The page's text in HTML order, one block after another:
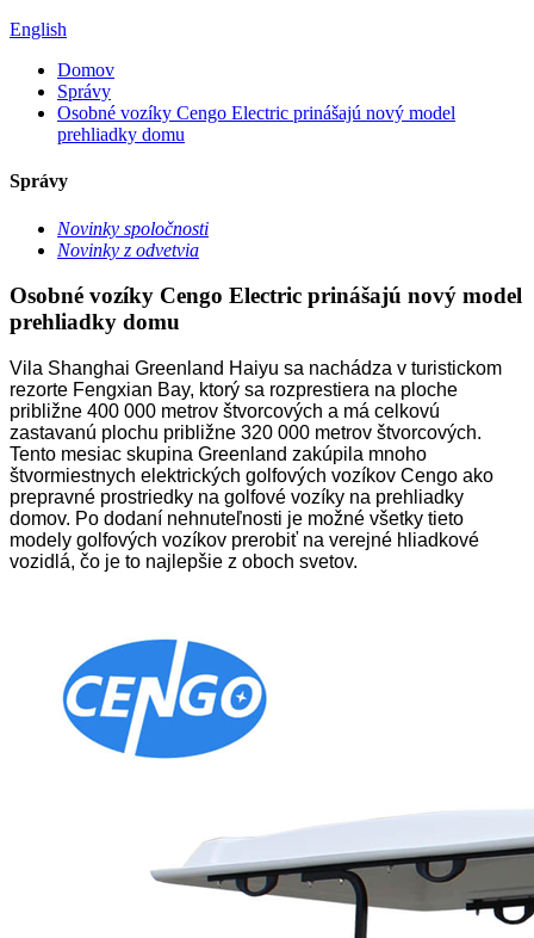
English
Domov
Správy
Osobné vozíky Cengo Electric prinášajú nový model
prehliadky domu
Správy
Novinky spoločnosti
Novinky z odvetvia
Osobné vozíky Cengo Electric prinášajú nový model
prehliadky domu
Vila Shanghai Greenland Haiyu sa nachádza v turistickom
rezorte Fengxian Bay, ktorý sa rozprestiera na ploche
približne 400 000 metrov štvorcových a má celkovú
zastavanú plochu približne 320 000 metrov štvorcových.
Tento mesiac skupina Greenland zakúpila mnoho
štvormiestnych elektrických golfových vozíkov Cengo ako
prepravné prostriedky na golfové vozíky na prehliadky
domov. Po dodaní nehnuteľnosti je možné všetky tieto
modely golfových vozíkov prerobiť na verejné hliadkové
vozidlá, čo je to najlepšie z oboch svetov.